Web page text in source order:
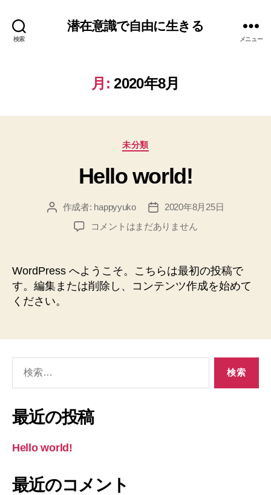
検索
潜在意識で自由に生きる
メニュー
月: 2020年8月
カ
ゴ
リ
未分類
Hello world!
投 作成者: happyyuko
投
稿
日
2020年8月25日
Hello
の
コメントはまだありません
WordPress へようこそ。こちらは最初の投稿で
す。編集または削除し、コンテンツ作成を始めて
ください。
象:
最近の投稿
Hello world!
最近のコメント